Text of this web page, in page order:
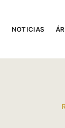
NOTICIAS